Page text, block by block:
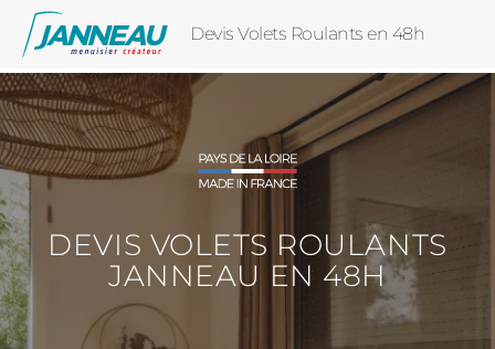
Devis Volets Roulants en 48h
DEVIS VOLETS ROULANTS
JANNEAU EN 48H